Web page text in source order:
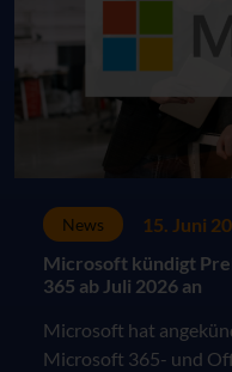
News
15. Juni
Microsoft kündigt
365 ab Juli 2026 an
Microsoft hat
Microsoft 365- und